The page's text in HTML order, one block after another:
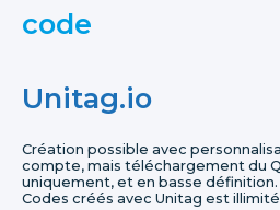
code
Unitag.io
Création possible avec
compte, mais téléchargement du
uniquement, et en basse définition.
Codes créés avec Unitag est